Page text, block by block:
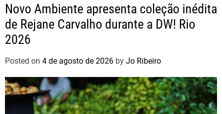
Novo Ambiente apresenta coleção inédita
de Rejane Carvalho durante a DW! Rio
2026
Posted on 4 de agosto de 2026 by Jo Ribeiro